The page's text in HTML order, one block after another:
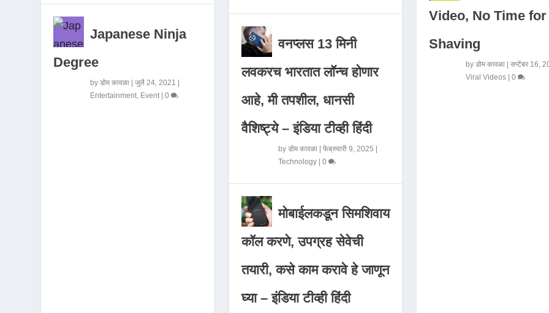
Japanese Ninja
Degree
byडोम कावळा |जुलै 24, 2021 |
Entertainment Event |0
वनप्लस 13 मिनी
लवकरच भारतात लॉन्च होणार
आहे, मी तपशील, धानसी
वैशिष्ट्ये – इंडिया टीव्ही हिंदी
by डोम कावळा| फेब्रुवारी 9, 2025
Technology| 0
मोबाईलकडून सिमशिवाय
कॉल करणे, उपग्रह सेवेची
तयारी, कसे काम करावे हे जाणून
घ्या – इंडिया टीव्ही हिंदी
Video, No Time for
Shaving
by डोम कावळा| सप्टेंबर 16,
Viral Videos| 0